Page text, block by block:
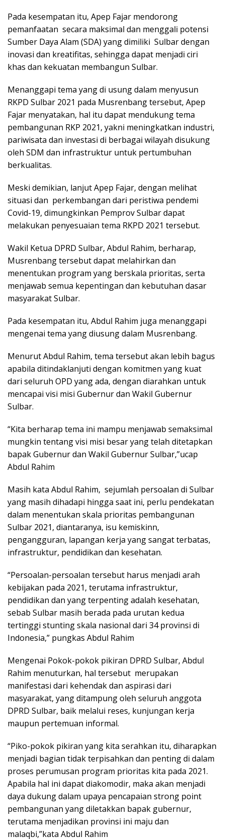
Pada kesempatan itu, Apep Fajar mendorong
pemanfaatan secara maksimal dan menggali potensi
Sumber Daya Alam (SDA) yang dimiliki Sulbar dengan
inovasi dan kreatifitas, sehingga dapat menjadi ciri
khas dan kekuatan membangun Sulbar.
Menanggapi tema yang di usung dalam menyusun
RKPD Sulbar 2021 pada Musrenbang tersebut, Apep
Fajar menyatakan, hal itu dapat mendukung tema
pembangunan RKP 2021, yakni meningkatkan industri,
pariwisata dan investasi di berbagai wilayah disukung
oleh SDM dan infrastruktur untuk pertumbuhan
berkualitas.
Meski demikian, lanjut Apep Fajar, dengan melihat
situasi dan perkembangan dari peristiwa pendemi
Covid-19, dimungkinkan Pemprov Sulbar dapat
melakukan penyesuaian tema RKPD 2021 tersebut.
Wakil Ketua DPRD Sulbar, Abdul Rahim, berharap,
Musrenbang tersebut dapat melahirkan dan
menentukan program yang berskala prioritas, serta
menjawab semua kepentingan dan kebutuhan dasar
masyarakat Sulbar.
Pada kesempatan itu, Abdul Rahim juga menanggapi
mengenai tema yang diusung dalam Musrenbang.
Menurut Abdul Rahim, tema tersebut akan lebih bagus
apabila ditindaklanjuti dengan komitmen yang kuat
dari seluruh OPD yang ada, dengan diarahkan untuk
mencapai visi misi Gubernur dan Wakil Gubernur
Sulbar.
“Kita berharap tema ini mampu menjawab semaksimal
mungkin tentang visi misi besar yang telah ditetapkan
bapak Gubernur dan Wakil Gubernur Sulbar,”ucap
Abdul Rahim
Masih kata Abdul Rahim, sejumlah persoalan di Sulbar
yang masih dihadapi hingga saat ini, perlu pendekatan
dalam menentukan skala prioritas pembangunan
Sulbar 2021, diantaranya, isu kemiskinn,
pengangguran, lapangan kerja yang sangat terbatas,
infrastruktur, pendidikan dan kesehatan.
“Persoalan-persoalan tersebut harus menjadi arah
kebijakan pada 2021, terutama infrastruktur,
pendidikan dan yang terpenting adalah kesehatan,
sebab Sulbar masih berada pada urutan kedua
tertinggi stunting skala nasional dari 34 provinsi di
Indonesia,” pungkas Abdul Rahim
Mengenai Pokok-pokok pikiran DPRD Sulbar, Abdul
Rahim menuturkan, hal tersebut merupakan
manifestasi dari kehendak dan aspirasi dari
masyarakat, yang ditampung oleh seluruh anggota
DPRD Sulbar, baik melalui reses, kunjungan kerja
maupun pertemuan informal.
“Piko-pokok pikiran yang kita serahkan itu, diharapkan
menjadi bagian tidak terpisahkan dan penting di dalam
proses perumusan program prioritas kita pada 2021.
Apabila hal ini dapat diakomodir, maka akan menjadi
daya dukung dalam upaya pencapaian strong point
pembangunan yang diletakkan bapak gubernur,
terutama menjadikan provinsi ini maju dan
malaqbi,”kata Abdul Rahim